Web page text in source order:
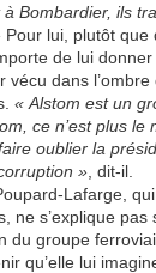
Bombardier, ils
Pour lui, plutôt que
de lui
vécu dans
« Alstom est un
ce n’est plus le
oublier la
» , dit-il.
Lafarge,
ne s’explique pas
du groupe
qu’elle lui